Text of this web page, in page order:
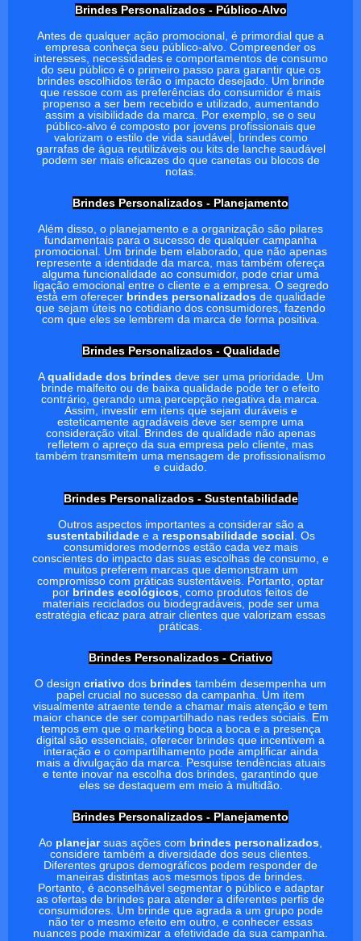
Brindes Personalizados - Público-Alvo
Antes de qualquer ação promocional, é primordial que a
empresa conheça seu público-alvo. Compreender os
interesses, necessidades e comportamentos de consumo
do seu público é o primeiro passo para garantir que os
brindes escolhidos terão o impacto desejado. Um brinde
que ressoe com as preferências do consumidor é mais
propenso a ser bem recebido e utilizado, aumentando
assim a visibilidade da marca. Por exemplo, se o seu
público-alvo é composto por jovens profissionais que
valorizam o estilo de vida saudável, brindes como
garrafas de água reutilizáveis ou kits de lanche saudável
podem ser mais eficazes do que canetas ou blocos de
notas.
Brindes Personalizados - Planejamento
Além disso, o planejamento e a organização são pilares
fundamentais para o sucesso de qualquer campanha
promocional. Um brinde bem elaborado, que não apenas
represente a identidade da marca, mas também ofereça
alguma funcionalidade ao consumidor, pode criar uma
ligação emocional entre o cliente e a empresa. O segredo
está em oferecer brindes personalizadosde qualidade
que sejam úteis no cotidiano dos consumidores, fazendo
com que eles se lembrem da marca de forma positiva.
Brindes Personalizados - Qualidade
Aqualidade dos brindesdeve ser uma prioridade. Um
brinde malfeito ou de baixa qualidade pode ter o efeito
contrário, gerando uma percepção negativa da marca.
Assim, investir em itens que sejam duráveis e
esteticamente agradáveis deve ser sempre uma
consideração vital. Brindes de qualidade não apenas
refletem o apreço da sua empresa pelo cliente, mas
também transmitem uma mensagem de profissionalismo
e cuidado.
Brindes Personalizados - Sustentabilidade
Outros aspectos importantes a considerar são a
sustentabilidadee a responsabilidade social . Os
consumidores modernos estão cada vez mais
conscientes do impacto das suas escolhas de consumo, e
muitos preferem marcas que demonstram um
compromisso com práticas sustentáveis. Portanto, optar
por brindes ecológicos , como produtos feitos de
materiais reciclados ou biodegradáveis, pode ser uma
estratégia eficaz para atrair clientes que valorizam essas
práticas.
Brindes Personalizados - Criativo
O design criativo dos brindes também desempenha um
papel crucial no sucesso da campanha. Um item
visualmente atraente tende a chamar mais atenção e tem
maior chance de ser compartilhado nas redes sociais. Em
tempos em que o marketing boca a boca e a presença
digital são essenciais, oferecer brindes que incentivem a
interação e o compartilhamento pode amplificar ainda
mais a divulgação da marca. Pesquise tendências atuais
e tente inovar na escolha dos brindes, garantindo que
eles se destaquem em meio à multidão.
Brindes Personalizados - Planejamento
Ao planejarsuas ações com brindes personalizados
considere também a diversidade dos seus clientes.
Diferentes grupos demográficos podem responder de
maneiras distintas aos mesmos tipos de brindes.
Portanto, é aconselhável segmentar o público e adaptar
as ofertas de brindes para atender a diferentes perfis de
consumidores. Um brinde que agrada a um grupo pode
não ter o mesmo efeito em outro, e conhecer essas
nuances pode maximizar a efetividade da sua campanha.